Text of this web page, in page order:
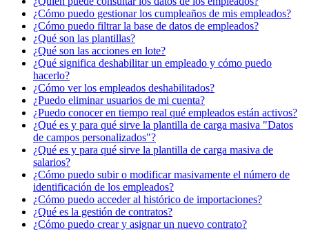
¿Cómo puedo gestionar los cumpleaños de mis empleados?
¿Cómo puedo filtrar la base de datos de empleados?
¿Qué son las plantillas?
¿Qué son las acciones en lote?
¿Qué significa deshabilitar un empleado y cómo puedo
hacerlo?
¿Cómo ver los empleados deshabilitados?
¿Puedo eliminar usuarios de mi cuenta?
¿Puedo conocer en tiempo real qué empleados están activos?
¿Qué es y para qué sirve la plantilla de carga masiva "Datos
de campos personalizados"?
¿Qué es y para qué sirve la plantilla de carga masiva de
salarios?
¿Cómo puedo subir o modificar masivamente el número de
identificación de los empleados?
¿Cómo puedo acceder al histórico de importaciones?
¿Qué es la gestión de contratos?
¿Cómo puedo crear y asignar un nuevo contrato?